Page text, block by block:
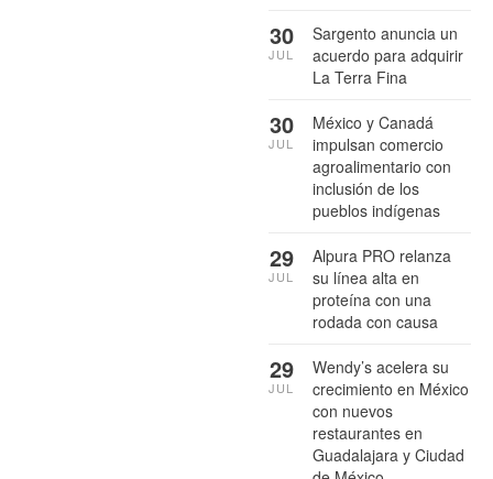
Sargento anuncia un
acuerdo para adquirir
La Terra Fina
30
JUL
México y Canadá
impulsan comercio
agroalimentario con
inclusión de los
pueblos indígenas
30
JUL
Alpura PRO relanza
su línea alta en
proteína con una
rodada con causa
29
JUL
Wendy’s acelera su
crecimiento en México
con nuevos
restaurantes en
Guadalajara y Ciudad
29
JUL